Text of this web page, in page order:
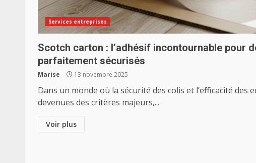
Services entreprises
Scotch carton : l’adhésif incontournable pour
parfaitement sécurisés
Marise 13 novembre 2025
Dans un monde où la sécurité des colis et l’efficacité des
devenues des critères majeurs,...
Voir plus